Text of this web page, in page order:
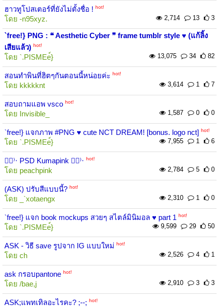
ฮาวทูโปสเตอร์ที่ยังไม่ตั้งชื่อ ! hot!
โดย -n95xyz. 2,714 13 3
`free!} PNG : ❝ Aesthetic Cyber ❞ frame tumblr style ♥ (แก้ลิ้ง
เสียแล้ว) hot!
โดย `.PISMEe์} 13,075 34 82
สอนทำพินที่ฮิตๆกันตอนนี้หน่อยค่ะ hot!
โดย kkkkknt 3,614 1 7
สอบถามแอพ vsco hot!
โดย Invisible_ 1,587 0 0
`free!} แจกภาพ #PNG ♥ cute NCT DREAM! [bonus. logo nct] hot!
โดย `.PISMEe์} 7,955 1 6
♡⃞⁾‧ PSD Kumapink ♡⃞⁾‧ hot!
โดย peachpink 2,784 5 0
(ASK) ปรับสีแบบนี้? hot!
โดย _`xotaengx 2,310 1 0
`free!} แจก book mockups สวยๆ สไตล์มินิมอล ♥ part 1 hot!
โดย `.PISMEe์} 9,599 29 50
ASK - วิธี save รูปจาก IG แบบใหม่ hot!
โดย ch 2,526 4 1
ask กรอบpantone hot!
โดย /bae,j 2,910 3 3
ASK;แพทเทิลอะไรคะ? ;--; hot!